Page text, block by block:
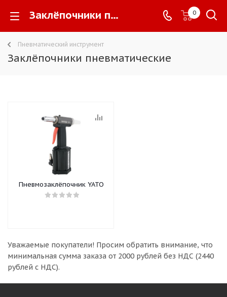
Заклёпочники пневматические - 0
Пневматический инструмент
Заклёпочники пневматические
Пневмозаклёпочник YATO
Уважаемые покупатели! Просим обратить внимание, что
минимальная сумма заказа от 2000 рублей без НДС (2440
рублей с НДС).